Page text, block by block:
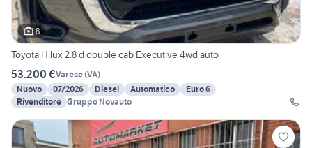
8
Toyota Hilux 2.8 d double cab Executive 4wd auto
53.200 €Varese(VA)
Nuovo
07/2026 Diesel Automatico
Euro 6
Rivenditore Gruppo Novauto